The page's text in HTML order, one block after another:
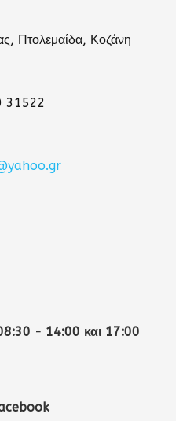
Πτολεμαίδα, Κοζάνη
31522
- 14:00 και 17:00